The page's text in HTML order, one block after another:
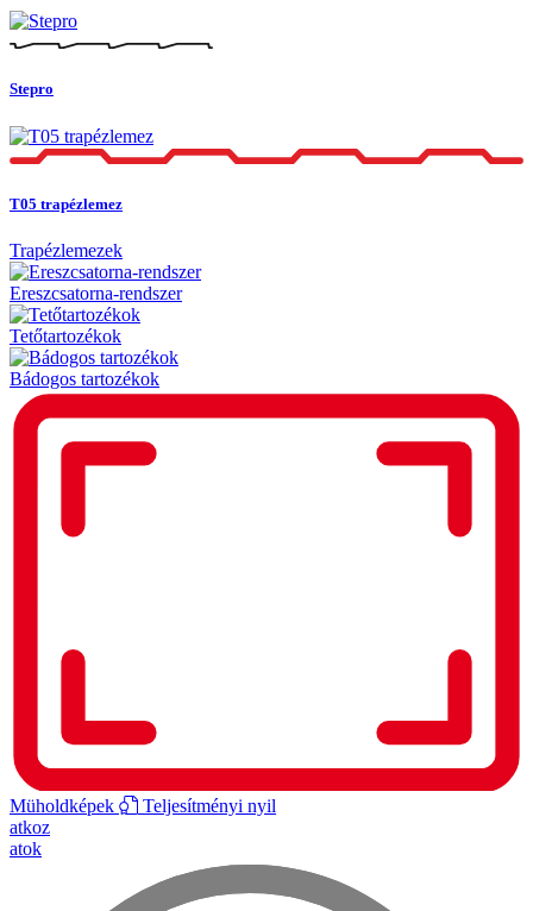
Stepro
T05 trapézlemez
Trapézlemezek
Ereszcsatorna-rendszer
Tetőtartozékok
Bádogos tartozékok
Müholdképek
Teljesítményi nyil
atkoz
atok